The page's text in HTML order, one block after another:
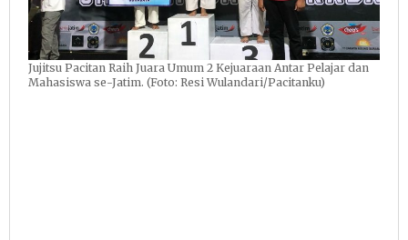
Jujitsu Pacitan Raih Juara Umum 2 Kejuaraan Antar Pelajar dan
Mahasiswa se-Jatim. (Foto: Resi Wulandari/Pacitanku)